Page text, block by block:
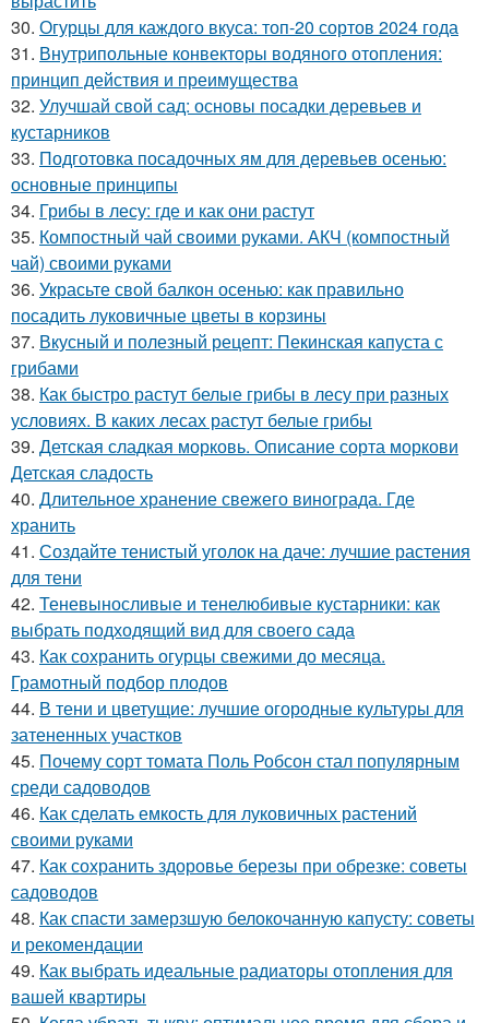
30. Огурцы для каждого вкуса: топ-20 сортов 2024 года
31. Внутрипольные конвекторы водяного отопления:
принцип действия и преимущества
32. Улучшай свой сад: основы посадки деревьев и
кустарников
33. Подготовка посадочных ям для деревьев осенью:
основные принципы
34. Грибы в лесу: где и как они растут
35. Компостный чай своими руками. АКЧ (компостный
чай) своими руками
36. Украсьте свой балкон осенью: как правильно
посадить луковичные цветы в корзины
37. Вкусный и полезный рецепт: Пекинская капуста с
грибами
38. Как быстро растут белые грибы в лесу при разных
условиях. В каких лесах растут белые грибы
39. Детская сладкая морковь. Описание сорта моркови
Детская сладость
40. Длительное хранение свежего винограда. Где
хранить
41. Создайте тенистый уголок на даче: лучшие растения
для тени
42. Теневыносливые и тенелюбивые кустарники: как
выбрать подходящий вид для своего сада
43. Как сохранить огурцы свежими до месяца.
Грамотный подбор плодов
44. В тени и цветущие: лучшие огородные культуры для
затененных участков
45. Почему сорт томата Поль Робсон стал популярным
среди садоводов
46. Как сделать емкость для луковичных растений
своими руками
47. Как сохранить здоровье березы при обрезке: советы
садоводов
48. Как спасти замерзшую белокочанную капусту: советы
и рекомендации
49. Как выбрать идеальные радиаторы отопления для
вашей квартиры